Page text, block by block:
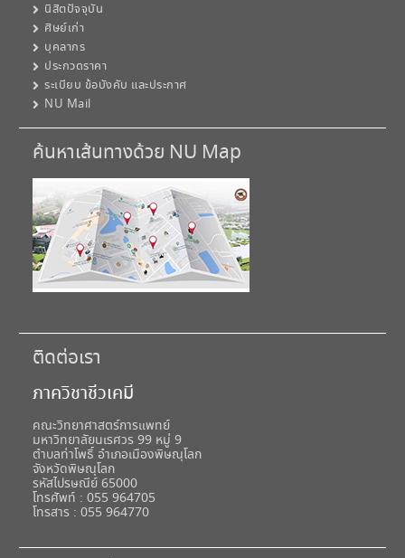
นิสิตปัจจุบัน
ศิษย์เก่า
บุคลากร
ประกวดราคา
ระเบียบ ข้อบังคับ และประกาศ
NU Mail
ค้นหาเส้นทางด้วย NU Map
ติดต่อเรา
ภาควิชาชีวเคมี
คณะวิทยาศาสตร์การแพทย์
มหาวิทยาลัยนเรศวร 99 หมู่ 9
ตำบลท่าโพธิ์ อำเภอเมืองพิษณุโลก
จังหวัดพิษณุโลก
รหัสไปรษณีย์ 65000
โทรศัพท์ : 055 964705
โทรสาร : 055 964770